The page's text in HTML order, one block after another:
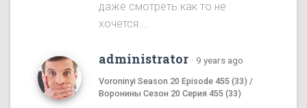
даже смотреть как то не
хочется....
administrator · 9 years ago
Voroninyi Season 20 Episode 455 (33) /
Воронины Сезон 20 Серия 455 (33)